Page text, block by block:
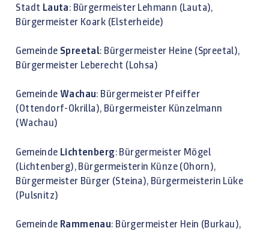
Stadt Lauta: Bürgermeister Lehmann (Lauta),
Bürgermeister Koark (Elsterheide)
Gemeinde Spreetal: Bürgermeister Heine (Spreetal),
Bürgermeister Leberecht (Lohsa)
Gemeinde Wachau: Bürgermeister Pfeiffer
(Ottendorf-Okrilla), Bürgermeister Künzelmann
(Wachau)
Gemeinde Lichtenberg: Bürgermeister Mögel
(Lichtenberg), Bürgermeisterin Künze (Ohorn),
Bürgermeister Bürger (Steina), Bürgermeisterin Lüke
(Pulsnitz)
Gemeinde Rammenau: Bürgermeister Hein (Burkau),